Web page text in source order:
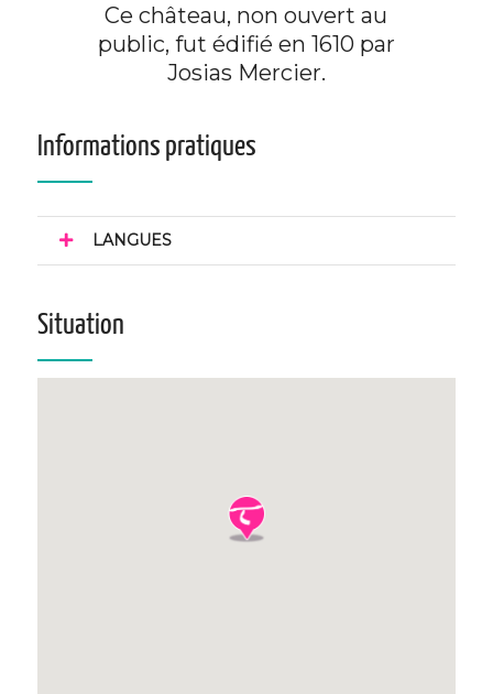
Ce château, non ouvert au
public, fut édifié en 1610 par
Josias Mercier.
Informations pratiques
LANGUES
Situation